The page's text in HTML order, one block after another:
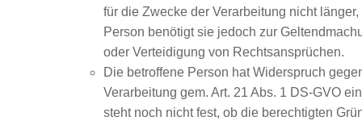
für die Zwecke der Verarbeitung nicht
Person benötigt sie jedoch zur
oder Verteidigung von Rechtsansprüchen.
Die betroffene Person hat Widerspruch
Verarbeitung gem. Art. 21 Abs. 1 DS-GVO
steht noch nicht fest, ob die berechtigten